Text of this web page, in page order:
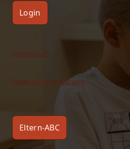
Login
Impressum
Datenschutzerklärung
Eltern-ABC